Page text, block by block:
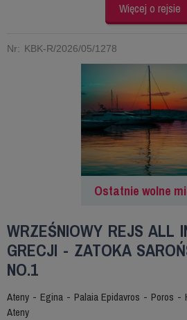
Więcej o rejsie
Nr: KBK-R/2026/05/1278
Ostatnie wolne
WRZEŚNIOWY REJS ALL
GRECJI - ZATOKA
NO.1
Ateny - Egina - Palaia Epidavros - Poros -
Ateny